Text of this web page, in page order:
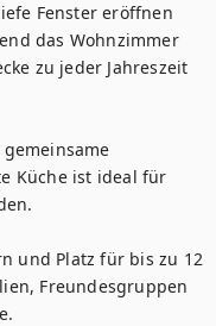
Fenster eröffnen
das Wohnzimmer
zu jeder Jahreszeit
Küche ist ideal für
und Platz für bis zu 12
Freundesgruppen